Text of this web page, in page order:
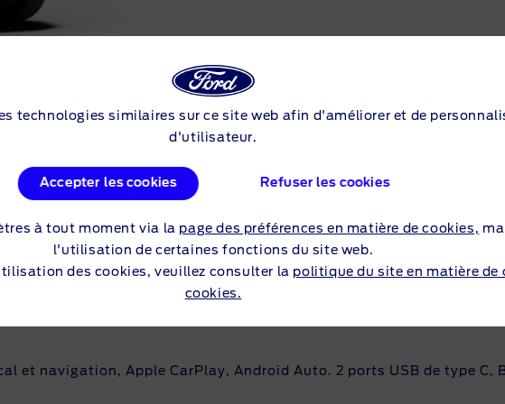
technologies similaires sur ce site web afin d'améliorer et de
d'utilisateur.
Accepter les cookies Refuser les cookies
à tout moment via la page des préférences en matière de cookies,
l'utilisation de certaines fonctions du site web.
des cookies, veuillez consulter la politique du site en matière
cookies.
et navigation, Apple CarPlay, Android Auto. 2 ports USB de type